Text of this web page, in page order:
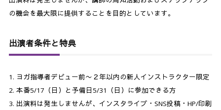
の機会を最大限に提供することを目的としています。
出演者条件と特典
ヨガ指導者デビュー前〜２年以内の新人インストラクター限定
本番5/17（日）と予備日5/31（日）に参加できる方
出演料は発生しませんが、インスタライブ・SNS投稿・HP/印刷